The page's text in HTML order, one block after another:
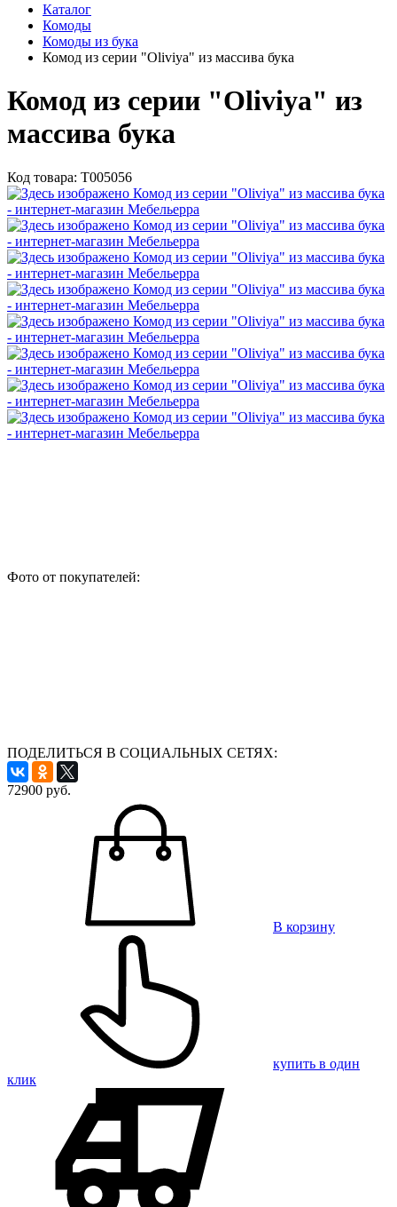
Каталог
Комоды
Комоды из бука
Комод из серии "Oliviya" из массива бука
Комод из серии "Oliviya" из
массива бука
Код товара: Т005056
Фото от покупателей:
ПОДЕЛИТЬСЯ В СОЦИАЛЬНЫХ СЕТЯХ:
72900 руб.
В корзину
купить в один
клик